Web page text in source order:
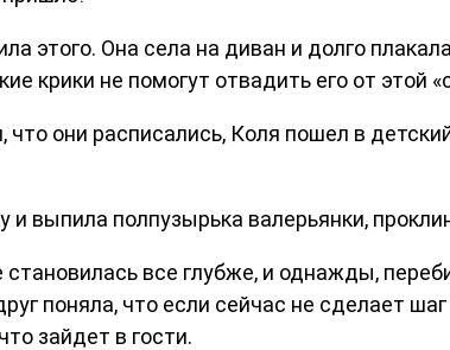
этого. Она села на диван и долго
крики не помогут отвадить его от этой
они расписались, Коля пошел в
выпила полпузырька валерьянки,
все глубже, и однажды,
поняла, что если сейчас не сделает
зайдет в гости.